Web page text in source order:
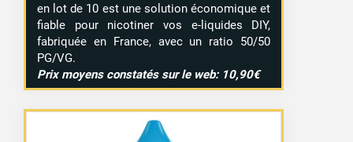
en lot de 10 est une solution économique et
fiable pour nicotiner vos e-liquides DIY,
fabriquée en France, avec un ratio 50/50
PG/VG.
Prix moyens constatés sur le web: 10,90€